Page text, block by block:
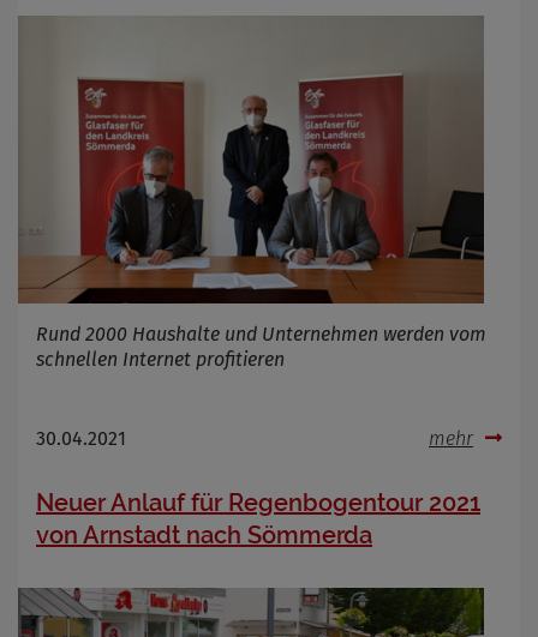
Rund 2000 Haushalte und Unternehmen werden vom
schnellen Internet profitieren
30.04.2021 mehr
Neuer Anlauf für Regenbogentour 2021
von Arnstadt nach Sömmerda
OpenWeatherAPI gesetzt werden
Zweck
Cookie Name
Cookie Laufzeit
Infos schließen